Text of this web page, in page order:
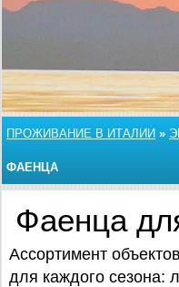
ПРОЖИВАНИЕ В ИТАЛИИ »
ФАЕНЦА
Фаенца
Ассортимент
для каждого сезона: